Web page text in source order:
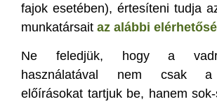
fajok esetében), értesíteni tudja
munkatársait az alábbi
Ne feledjük, hogy a
használatával nem csak a
előírásokat tartjuk be, hanem